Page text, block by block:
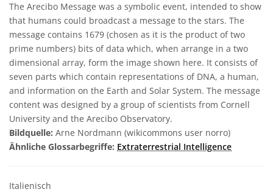
The Arecibo Message was a symbolic event, intended to show
that humans could broadcast a message to the stars. The
message contains 1679 (chosen as it is the product of two
prime numbers) bits of data which, when arrange in a two
dimensional array, form the image shown here. It consists of
seven parts which contain representations of DNA, a human,
and information on the Earth and Solar System. The message
content was designed by a group of scientists from Cornell
University and the Arecibo Observatory.
Bildquelle: Arne Nordmann (wikicommons user norro)
Ähnliche Glossarbegriffe: Extraterrestrial Intelligence
Italienisch